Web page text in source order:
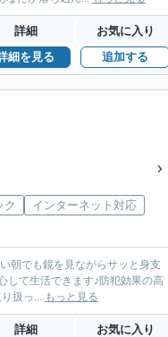
詳細 お気に入り
細を見る 追加する
ク
インターネット対応
朝でも鏡を見ながらサッと身支
して生活できます♪防犯効果の高
扱っ... もっと見る
詳細 お気に入り